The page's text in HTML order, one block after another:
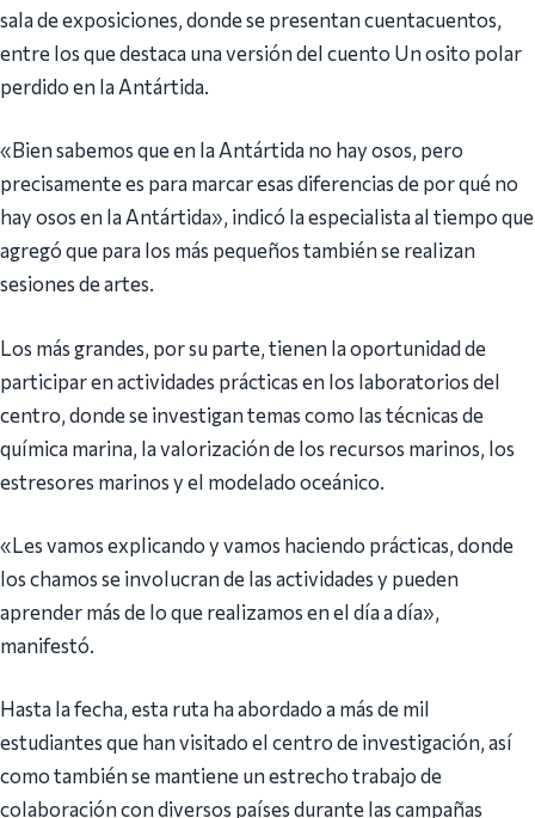
sala de exposiciones, donde se presentan cuentacuentos,
entre los que destaca una versión del cuento Un osito polar
perdido en la Antártida.
«Bien sabemos que en la Antártida no hay osos, pero
precisamente es para marcar esas diferencias de por qué no
hay osos en la Antártida», indicó la especialista al tiempo que
agregó que para los más pequeños también se realizan
sesiones de artes.
Los más grandes, por su parte, tienen la oportunidad de
participar en actividades prácticas en los laboratorios del
centro, donde se investigan temas como las técnicas de
química marina, la valorización de los recursos marinos, los
estresores marinos y el modelado oceánico.
«Les vamos explicando y vamos haciendo prácticas, donde
los chamos se involucran de las actividades y pueden
aprender más de lo que realizamos en el día a día»,
manifestó.
Hasta la fecha, esta ruta ha abordado a más de mil
estudiantes que han visitado el centro de investigación, así
como también se mantiene un estrecho trabajo de
colaboración con diversos países durante las campañas